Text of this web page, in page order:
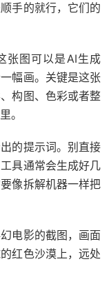
手的就行，它们的
张图可以是AI生成
幅画。关键是这张
构图、色彩或者整
。
的提示词。别直接
具通常会生成好几
像拆解机器一样把
电影的截图，画面
红色沙漠上，远处